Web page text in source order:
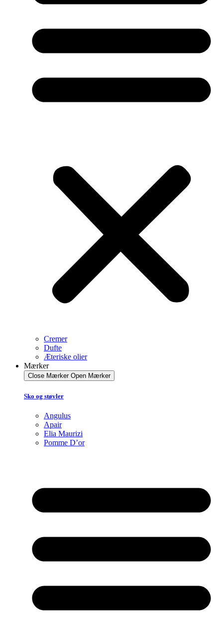
Cremer
Dufte
Æteriske olier
Mærker
Close Mærker Open Mærker
Sko og støvler
Angulus
Apair
Elia Maurizi
Pomme D’or